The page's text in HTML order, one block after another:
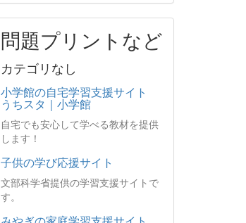
問題プリントなど
カテゴリなし
小学館の自宅学習支援サイト
うちスタ｜小学館
自宅でも安心して学べる教材を提供
します！
子供の学び応援サイト
文部科学省提供の学習支援サイトで
す。